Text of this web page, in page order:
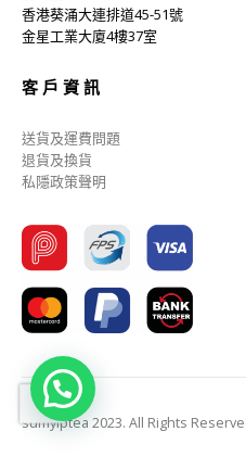
金星工業大廈4樓37室
退貨及換貨
私隱政策聲明
sumyiptea 2023. All Rights Reserved